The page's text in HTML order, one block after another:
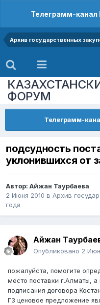
Телеграмм-
Архив государственных
ФОРУМ
Телеграмм-
подсудность
уклонившихся от
Автор: Айжан Таурбаева
2 Июня 2010 в Архив
года
Айжан
Опубликовано 2
пожалуйста, помогите
место поставки г.Алматы,
подписания договора
ГЗ ценовое предложение